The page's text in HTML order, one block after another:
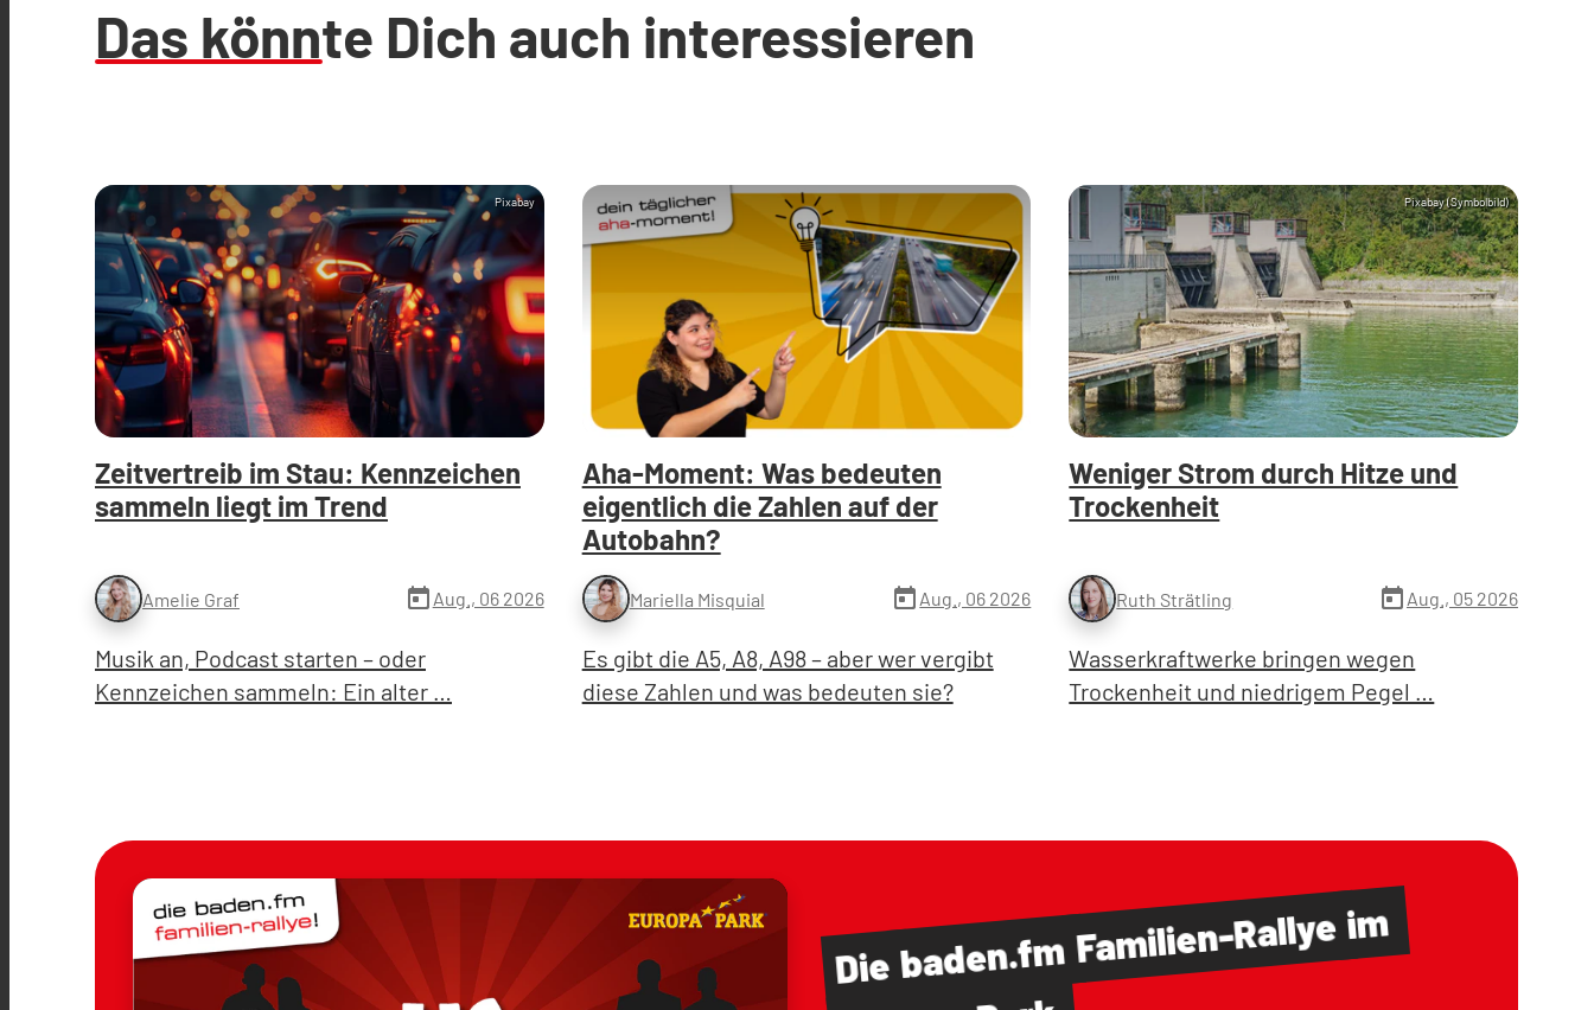
Das könnte Dich auch interessieren
Pixabay
Zeitvertreib im Stau: Kennzeichen
sammeln liegt im Trend
Amelie Graf today Aug., 06 2026
Musik an, Podcast starten – oder
Kennzeichen sammeln: Ein alter …
Aha-Moment: Was bedeuten
eigentlich die Zahlen auf der
Autobahn?
Mariella Misquial todayAug., 06 2026
Es gibt die A5, A8, A98 – aber wer vergibt
diese Zahlen und was bedeuten sie?
Pixabay (Symbolbild)
Weniger Strom durch Hitze und
Trockenheit
Ruth Strätling today Aug., 05 2026
Wasserkraftwerke bringen wegen
Trockenheit und niedrigem Pegel …
Die baden.fmFamilien-Rallyeim